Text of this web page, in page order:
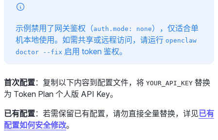
示例禁用了网关鉴权（auth.mode: none），仅适合单
机本地使用。如需共享或远程访问，请运行 openclaw
doctor --fix 启用 token 鉴权。
首次配置：复制以下内容到配置文件，将 YOUR_API_KEY 替换
为 Token Plan 个人版 API Key。
已有配置：若需保留已有配置，请勿直接全量替换，详见已有
配置如何安全修改。